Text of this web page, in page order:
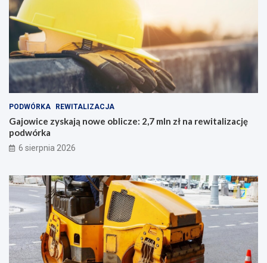
PODWÓRKA REWITALIZACJA
Gajowice zyskają nowe oblicze: 2,7 mln zł na rewitalizację
podwórka
6 sierpnia 2026